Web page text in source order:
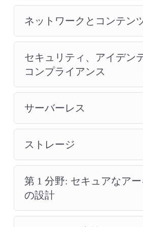
ネットワークとコンテン
セキュリティ、アイデン
コンプライアンス
サーバーレス
ストレージ
第 1 分野: セキュアなア
の設計